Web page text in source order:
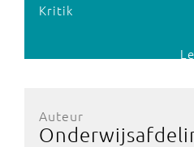
Kritik
Auteur